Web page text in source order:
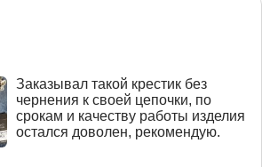
Заказывал такой крестик без
чернения к своей цепочки, по
срокам и качеству работы изделия
остался доволен, рекомендую.